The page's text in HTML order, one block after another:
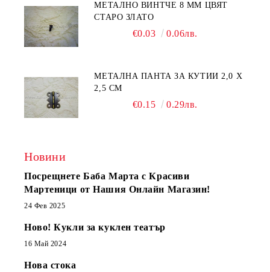
МЕТАЛНО ВИНТЧЕ 8 ММ ЦВЯТ
СТАРО ЗЛАТО
€0.03 0.06лв.
МЕТАЛНА ПАНТА ЗА КУТИИ 2,0 Х
2,5 СМ
€0.15 0.29лв.
Новини
Посрещнете Баба Марта с Красиви
Мартеници от Нашия Онлайн Магазин!
24 Фев 2025
Ново! Кукли за куклен театър
16 Май 2024
Нова стока